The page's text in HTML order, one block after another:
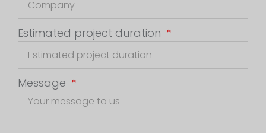
Estimated project duration
Message